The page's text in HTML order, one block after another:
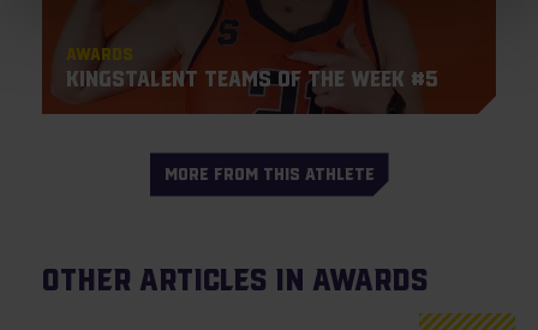
Awards
KingsTalent Teams of the Week #5
MORE FROM THIS ATHLETE
Other articles in Awards